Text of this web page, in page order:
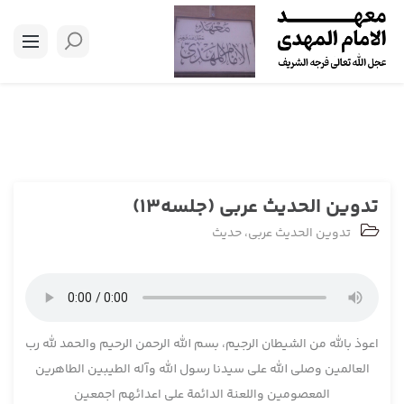
تدوین الحدیث عربی (جلسه13)
تدوین الحدیث عربی،حدیث
اعوذ بالله من الشیطان الرجیم، بسم الله الرحمن الرحیم والحمد لله رب
العالمین وصلی الله علی سیدنا رسول الله وآله الطیبین الطاهرین
المعصومین واللعنة الدائمة علی اعدائهم اجمعین